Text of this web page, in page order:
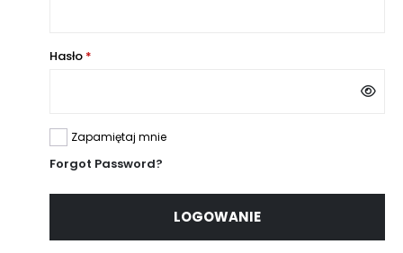
Hasło *
Zapamiętaj mnie
Forgot Password?
LOGOWANIE